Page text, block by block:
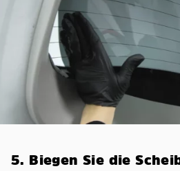
5. Biegen Sie die